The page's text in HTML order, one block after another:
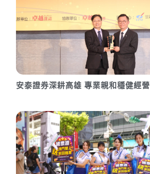
安泰證券深耕高雄 專業親和穩健經營